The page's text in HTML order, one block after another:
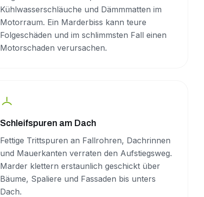
Kühlwasserschläuche und Dämmmatten im
Motorraum. Ein Marderbiss kann teure
Folgeschäden und im schlimmsten Fall einen
Motorschaden verursachen.
Schleifspuren am Dach
Fettige Trittspuren an Fallrohren, Dachrinnen
und Mauerkanten verraten den Aufstiegsweg.
Marder klettern erstaunlich geschickt über
Bäume, Spaliere und Fassaden bis unters
Dach.